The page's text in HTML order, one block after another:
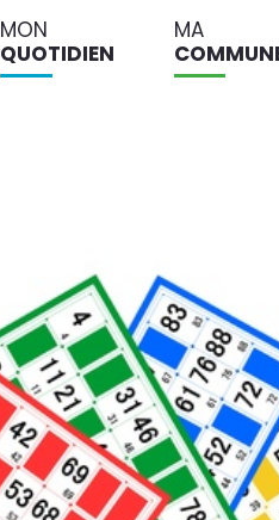
MON
QUOTIDIEN
MA